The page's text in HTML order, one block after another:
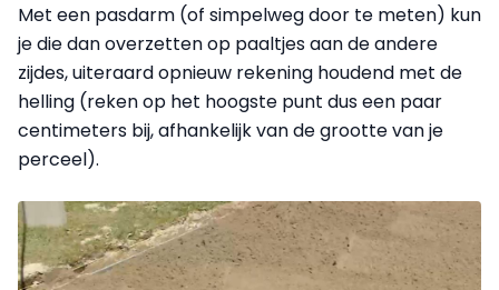
Met een pasdarm (of simpelweg door te meten) kun
je die dan overzetten op paaltjes aan de andere
zijdes, uiteraard opnieuw rekening houdend met de
helling (reken op het hoogste punt dus een paar
centimeters bij, afhankelijk van de grootte van je
perceel).